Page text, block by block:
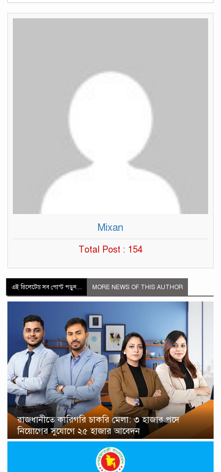
Mixan
Total Post : 154
এই রিলেটেড সব পোস্ট পড়ুন.... MORE NEWS OF THIS AUTHOR
রাজধানীতে কারিগরি চাকরি মেলা: ৩ হাজার পদে
নিয়োগের সুযোগে ২৫ হাজার আবেদন